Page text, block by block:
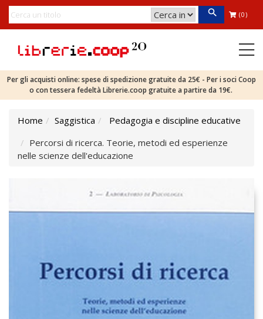
(0)
Per gli acquisti online: spese di spedizione gratuite da 25€ - Per i soci Coop
o con tessera fedeltà Librerie.coop gratuite a partire da 19€.
Home Saggistica
Pedagogia e discipline educative
Percorsi di ricerca. Teorie, metodi ed esperienze
nelle scienze dell'educazione